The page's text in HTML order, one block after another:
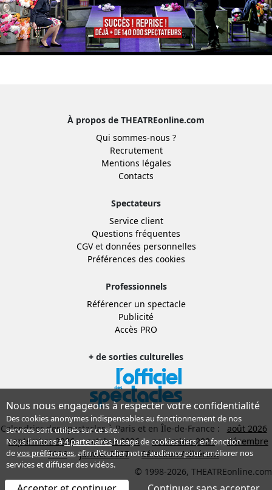
À propos de THEATREonline.com
Qui sommes-nous ?
Recrutement
Mentions légales
Contacts
Spectateurs
Service client
Questions fréquentes
CGVet données personnelles
Préférences des cookies
Professionnels
Référencer un spectacle
Publicité
Accès PRO
+ de sorties culturelles
Calendrier des spectacles à Paris et en Île-de-France :
août 2026
septembre 2026
octobre 2026 novembre 2026
décembre
2026
janvier 2027
Sélection Adhérent
© 1998-2026, THEATREonline.com
Nous nous engageons à respecter votre confidentialité
Des cookies anonymes indispensables au fonctionnement de nos
services sont utilisés sur ce site.
Nous limitons à4 partenairesl’usage de cookies tiers, en fonction
devos préférences, afin d'étudier notre audience pour améliorer nos
services et diffuser des vidéos.